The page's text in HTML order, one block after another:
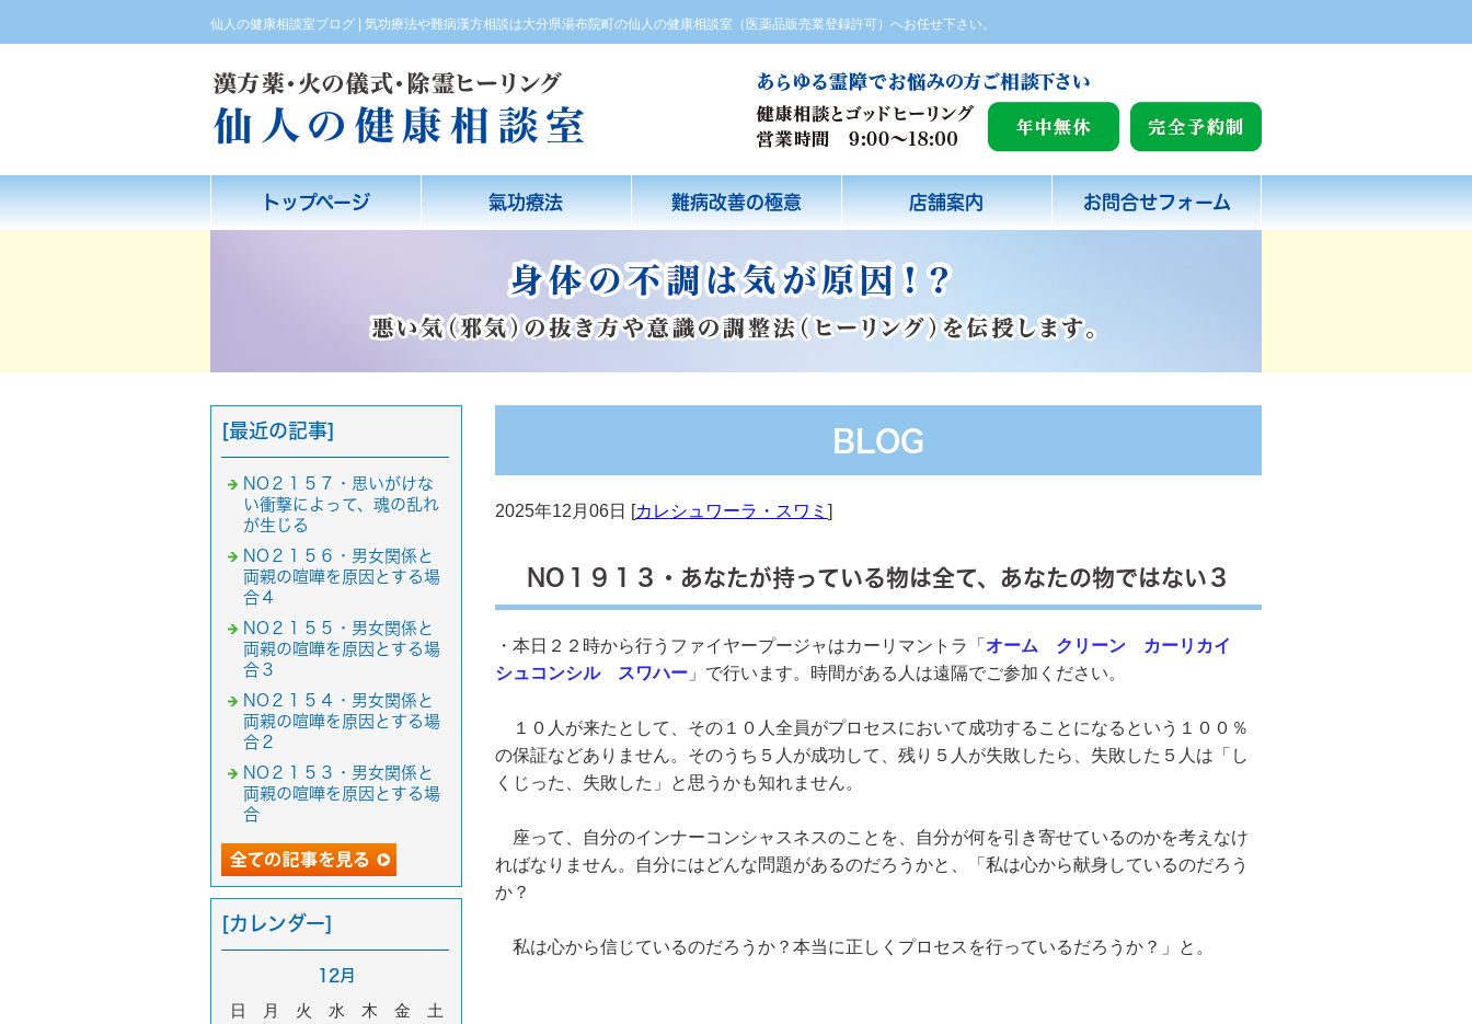
仙人の健康相談室ブログ | 気功療法や難病漢方相談は大分県湯布院町の仙人の健康相談室（医薬品販売業登録許可）へお任せ下さい。
トップページ 氣功療法 難病改善の極意 店舗案内 お問合せフォーム
BLOG
2025年12月06日 [カレシュワーラ・スワミ ]
NO１９１３・あなたが持っている物は全て、あなたの物ではない３
・本日２２時から行うファイヤープージャはカーリマントラ「 オーム クリーン カーリカイ
シュコンシル スワハー 」で行います。時間がある人は遠隔でご参加ください。
１０人が来たとして、その１０人全員がプロセスにおいて成功することになるという１００％
の保証などありません。そのうち５人が成功して、残り５人が失敗したら、失敗した５人は「し
くじった、失敗した」と思うかも知れません。
座って、自分のインナーコンシャスネスのことを、自分が何を引き寄せているのかを考えなけ
ればなりません。自分にはどんな問題があるのだろうかと、「私は心から献身しているのだろう
か？
私は心から信じているのだろうか？本当に正しくプロセスを行っているだろうか？」と。
[最近の記事]
NO２１５７・思いがけな
い衝撃によって、魂の乱れ
が生じる
NO２１５６・男女関係と
両親の喧嘩を原因とする場
合４
NO２１５５・男女関係と
両親の喧嘩を原因とする場
合３
NO２１５４・男女関係と
両親の喧嘩を原因とする場
合２
NO２１５３・男女関係と
両親の喧嘩を原因とする場
合
[カレンダー]
12月
日 月 火 水 木 金 土